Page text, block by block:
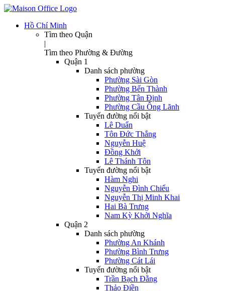
Hồ Chí Minh
Tìm theo Quận
|
Tìm theo Phường & Đường
Quận 1
Danh sách phường
Phường Sài Gòn
Phường Bến Thành
Phường Tân Định
Phường Cầu Ông Lãnh
Tuyến đường nổi bật
Lê Duẩn
Tôn Đức Thắng
Nguyễn Huệ
Đồng Khởi
Lê Thánh Tôn
Tuyến đường nổi bật
Hàm Nghi
Nguyễn Đình Chiểu
Nguyễn Thị Minh Khai
Hai Bà Trưng
Nam Kỳ Khởi Nghĩa
Quận 2
Danh sách phường
Phường An Khánh
Phường Bình Trưng
Phường Cát Lái
Tuyến đường nổi bật
Trần Bạch Đằng
Thảo Điền